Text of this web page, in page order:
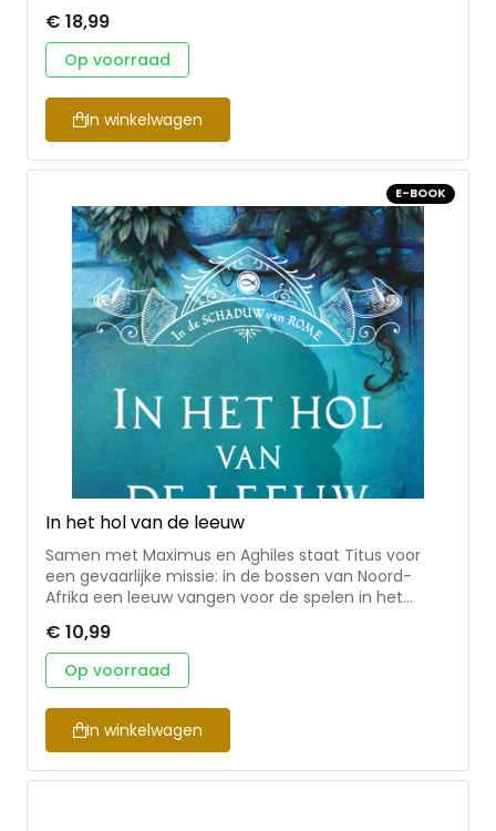
iedereen wie hij lijkt en de spanningen nemen toe.
Als de storm echt losbarst, zal blijken wie moedig is,
maar ook wie in staat is tot verraad … • 2e deel in de
serie ‘In de schaduw van Rome’ • spannend
avontuur in het oude Rome rond 300 na Christus,
een tijd waarin het gevaarlijk was om christen te zijn
• thema’s: vriendschap, moed, geloof •
hoofdpersonen: drie bevriende jongens • in 6 andere
€ 18,99
Op voorraad
In winkelwagen
E-BOOK
In het hol van de leeuw
Samen met Maximus en Aghiles staat Titus voor
een gevaarlijke missie: in de bossen van Noord-
Afrika een leeuw vangen voor de spelen in het
iedereen wie hij lijkt en de spanningen nemen toe.
Als de storm echt losbarst, zal blijken wie moedig is,
maar ook wie in staat is tot verraad ... * 2e deel in de
avontuur in het oude Rome rond 300 na Christus,
een tijd waarin het gevaarlijk was om christen te zijn
* thema's: vriendschap, moed, geloof *
hoofdpersonen: drie bevriende jongens * in 6
€ 10,99
Op voorraad
In winkelwagen